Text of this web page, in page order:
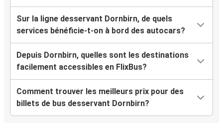
Sur la ligne desservant Dornbirn, de quels
services bénéficie-t-on à bord des autocars?
Depuis Dornbirn, quelles sont les destinations
facilement accessibles en FlixBus?
Comment trouver les meilleurs prix pour des
billets de bus desservant Dornbirn?